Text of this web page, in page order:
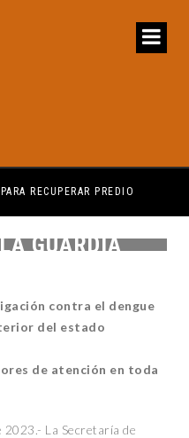
PREDIO
GUARDIA
contra el dengue
del estado
de atención en toda
La Secretaría de